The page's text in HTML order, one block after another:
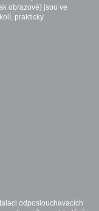
obrazové) jsou ve
prakticky
odposlouchavacích